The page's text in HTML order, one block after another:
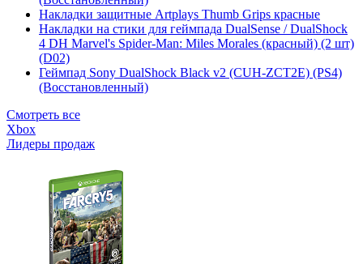
Накладки защитные Artplays Thumb Grips красные
Накладки на стики для геймпада DualSense / DualShock
4 DH Marvel's Spider-Man: Miles Morales (красный) (2 шт)
(D02)
Геймпад Sony DualShock Black v2 (CUH-ZCT2E) (PS4)
(Восстановленный)
Смотреть все
Xbox
Лидеры продаж